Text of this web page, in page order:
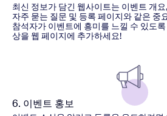
최신 정보가 담긴 웹사이트는 이벤트 개
자주 묻는 질문 및 등록 페이지와 같은 중
참석자가 이벤트에 흥미를 느낄 수 있도
상을 웹 페이지에 추가하세요!
6. 이벤트 홍보